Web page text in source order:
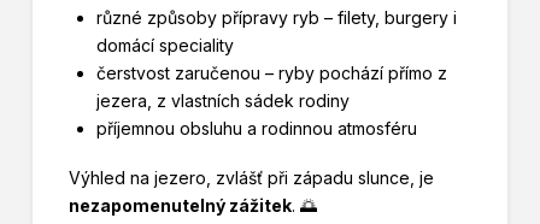
různé způsoby přípravy ryb – filety, burgery i
domácí speciality
čerstvost zaručenou – ryby pochází přímo z
jezera, z vlastních sádek rodiny
příjemnou obsluhu a rodinnou atmosféru
Výhled na jezero, zvlášť při západu slunce, je
nezapomenutelný zážitek. 🌅